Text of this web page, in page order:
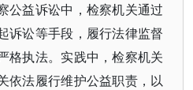
公益诉讼中，检察机关通过
诉讼等手段，履行法律监督
格执法。实践中，检察机关
依法履行维护公益职责，以